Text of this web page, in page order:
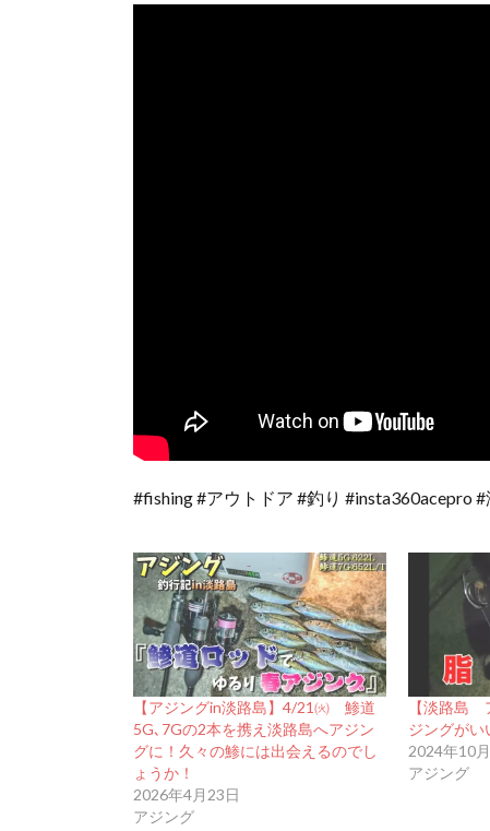
#fishing #アウトドア #釣り #insta360acepro
【アジングin淡路島】4/21㈫ 鯵道
5G､7Gの2本を携え淡路島へアジン
グに！久々の鯵には出会えるのでし
ょうか！
2026年4月23日
アジング
【淡路島
ジングがい
2024年10
アジング